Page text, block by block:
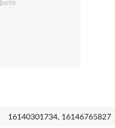
16140301734, 16146765827